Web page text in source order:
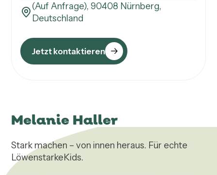
(Auf Anfrage), 90408 Nürnberg,
Deutschland
Jetzt kontaktieren
Melanie Haller
Stark machen – von innen heraus. Für echte
LöwenstarkeKids.